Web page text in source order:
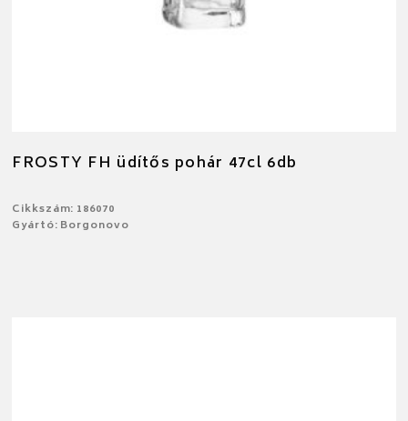
FROSTY FH üdítős pohár 47cl 6db
Cikkszám: 186070
Gyártó: Borgonovo